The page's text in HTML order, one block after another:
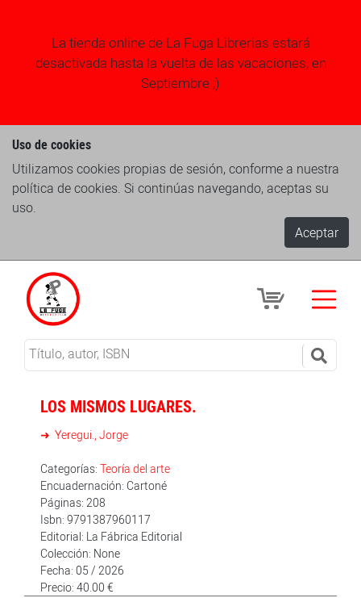
La tienda online de La Fuga Librerias estará
desactivada hasta la vuelta de las vacaciones, en
Septiembre ;)
Uso de cookies
Utilizamos cookies propias de sesión, conforme a nuestra
política de cookies. Si continúas navegando, aceptas su
uso.
Aceptar
LOS MISMOS LUGARES.
Yeregui., Jorge
Categorías: Teoría del arte
Encuadernación: Cartoné
Páginas: 208
Isbn: 9791387960117
Editorial: La Fábrica Editorial
Colección: None
Fecha: 05 / 2026
Precio: 40.00 €